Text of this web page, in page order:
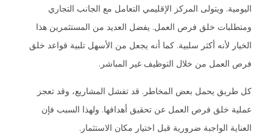
اليومية. ويتولى المركز الإقليمي التعامل مع الجانب التجاري
ومتطلبات خلق فرص العمل. يفضل العديد من المستثمرين هذا
الخيار لأنه أكثر سلبية. كما أنه يجعل من الأسهل تلبية قواعد خلق
فرص العمل من خلال التوظيف غير المباشر.
كل طريق يحمل بعض المخاطر. قد تفشل المشاريع، وقد تعجز
عملية خلق فرص العمل عن تحقيق أهدافها. ولهذا السبب فإن
العناية الواجبة ضرورية قبل اختيار مكان الاستثمار.